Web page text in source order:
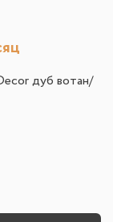
дуб вотан/